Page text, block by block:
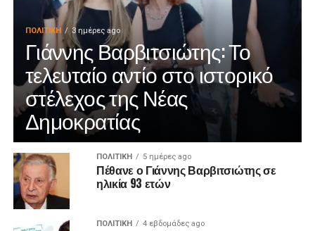
ΠΟΛΙΤΙΚΉ 3 ημέρες ago
Γιάννης Βαρβιτσιώτης: Το
τελευταίο αντίο στο ιστορικό
στέλεχος της Νέας
Δημοκρατίας
ΠΟΛΙΤΙΚΉ 5 ημέρες ago
Πέθανε ο Γιάννης Βαρβιτσιώτης σε
ηλικία 93 ετών
ΠΟΛΙΤΙΚΉ 4 εβδομάδες ago